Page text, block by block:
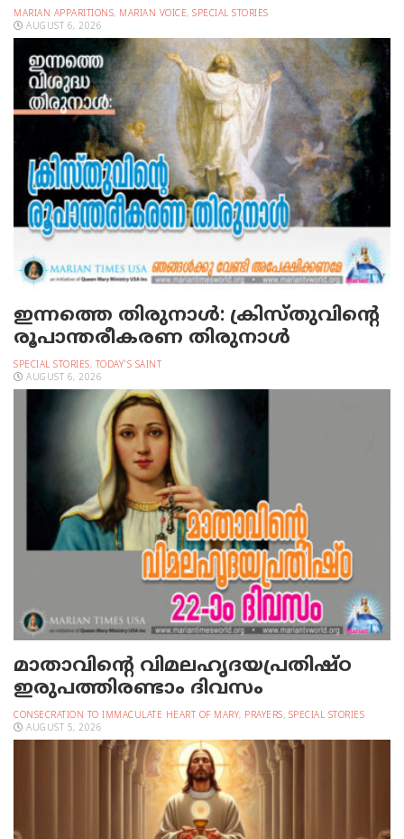
MARIAN APPARITIONS, MARIAN VOICE, SPECIAL STORIES
AUGUST 6, 2026
ഇന്നത്തെ തിരുനാള്‍: ക്രിസ്തുവിന്റെ
രൂപാന്തരീകരണ തിരുനാള്‍
SPECIAL STORIES, TODAY'S SAINT
AUGUST 6, 2026
മാതാവിന്റെ വിമലഹൃദയപ്രതിഷ്ഠ
ഇരുപത്തിരണ്ടാം ദിവസം
CONSECRATION TO IMMACULATE HEART OF MARY, PRAYERS, SPECIAL STORIES
AUGUST 5, 2026